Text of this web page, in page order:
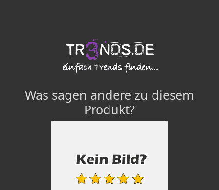
Was sagen andere zu diesem
Produkt?